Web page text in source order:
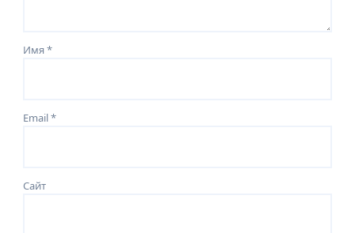
Имя*
Email*
Сайт